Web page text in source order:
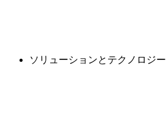
ソリューションとテクノロジー